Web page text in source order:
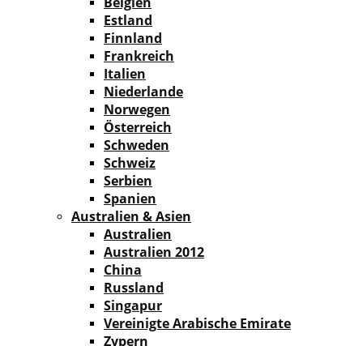
Estland
Finnland
Frankreich
Italien
Niederlande
Norwegen
Österreich
Schweden
Schweiz
Serbien
Spanien
Australien & Asien
Australien
Australien 2012
China
Russland
Singapur
Vereinigte Arabische Emirate
Zypern